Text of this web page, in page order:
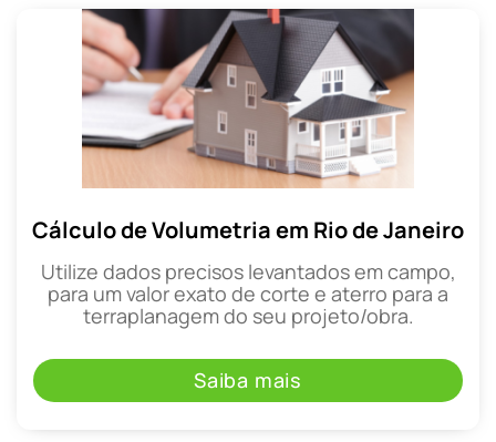
Cálculo de Volumetria em Rio de Janeiro
Utilize dados precisos levantados em campo,
para um valor exato de corte e aterro para a
terraplanagem do seu projeto/obra.
Saiba mais